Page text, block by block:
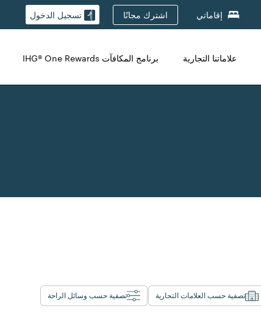
إقاماتي اشترك مجانًا تسجيل الدخول
علاماتنا التجارية برنامج المكافآت IHG® One Rewards
تصفية حسب العلامات التجارية تصفية حسب وسائل الراحة